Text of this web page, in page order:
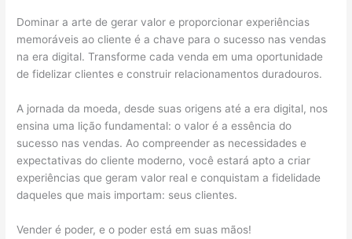
Dominar a arte de gerar valor e proporcionar experiências
memoráveis ao cliente é a chave para o sucesso nas vendas
na era digital. Transforme cada venda em uma oportunidade
de fidelizar clientes e construir relacionamentos duradouros.
A jornada da moeda, desde suas origens até a era digital, nos
ensina uma lição fundamental: o valor é a essência do
sucesso nas vendas. Ao compreender as necessidades e
expectativas do cliente moderno, você estará apto a criar
experiências que geram valor real e conquistam a fidelidade
daqueles que mais importam: seus clientes.
Vender é poder, e o poder está em suas mãos!